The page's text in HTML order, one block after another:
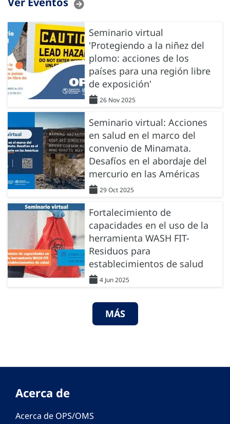
Seminario virtual
'Protegiendo a la niñez del
plomo: acciones de los
países para una región libre
de exposición'
26 Nov 2025
Seminario virtual: Acciones
en salud en el marco del
convenio de Minamata.
Desafíos en el abordaje del
mercurio en las Américas
29 Oct 2025
Fortalecimiento de
capacidades en el uso de la
herramienta WASH FIT-
Residuos para
establecimientos de salud
4 Jun 2025
MÁS
Acerca de
Acerca de OPS/OMS